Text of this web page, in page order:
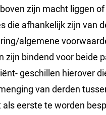
zijn macht liggen of
die afhankelijk zijn van
algemene
zijn bindend voor beide
geschillen hierover
van derden
als eerste te worden